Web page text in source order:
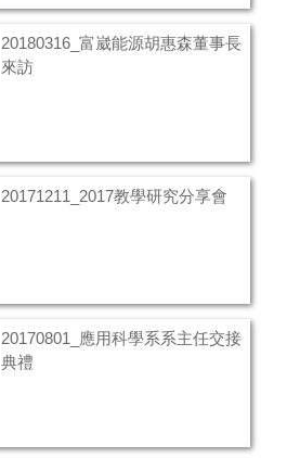
20180316_富崴能源胡惠森董事長
來訪
20171211_2017教學研究分享會
20170801_應用科學系系主任交接
典禮